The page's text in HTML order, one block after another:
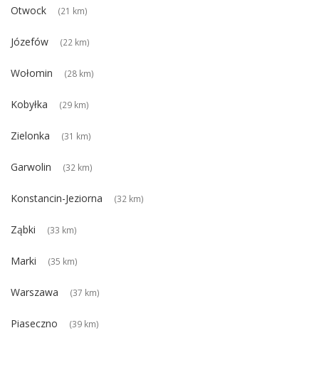
Otwock (21 km)
Józefów (22 km)
Wołomin (28 km)
Kobyłka (29 km)
Zielonka (31 km)
Garwolin (32 km)
Konstancin-Jeziorna (32 km)
Ząbki (33 km)
Marki (35 km)
Warszawa (37 km)
Piaseczno (39 km)